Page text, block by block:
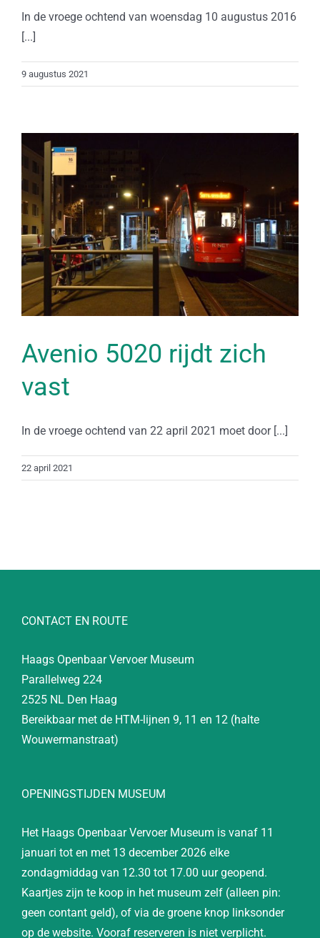
In de vroege ochtend van woensdag 10 augustus 2016
[...]
9 augustus 2021
Avenio 5020 rijdt zich
vast
In de vroege ochtend van 22 april 2021 moet door [...]
22 april 2021
CONTACT EN ROUTE
Haags Openbaar Vervoer Museum
Parallelweg 224
2525 NL Den Haag
Bereikbaar met de HTM-lijnen 9, 11 en 12 (halte
Wouwermanstraat)
OPENINGSTIJDEN MUSEUM
Het Haags Openbaar Vervoer Museum is vanaf 11
januari tot en met 13 december 2026 elke
zondagmiddag van 12.30 tot 17.00 uur geopend.
Kaartjes zijn te koop in het museum zelf (alleen pin:
geen contant geld), of via de groene knop linksonder
op de website. Vooraf reserveren is niet verplicht.